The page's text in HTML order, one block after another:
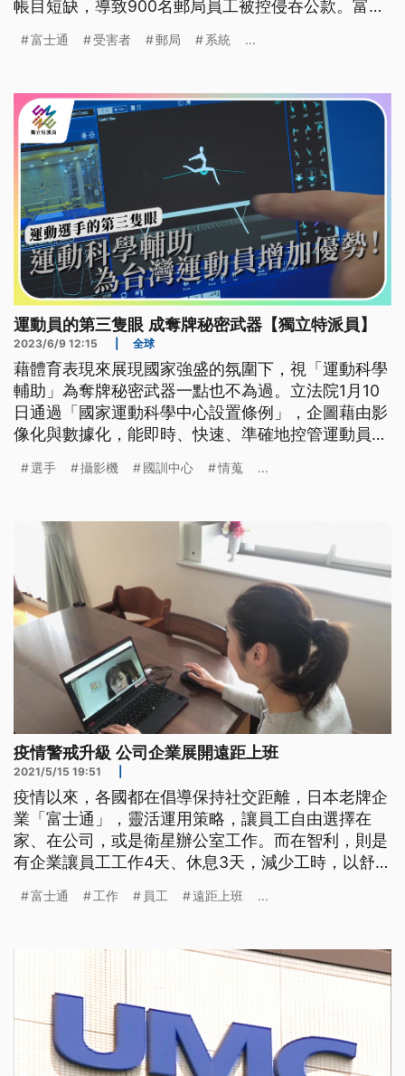
帳目短缺，導致900名郵局員工被控侵吞公款。富士
有道德義務進行賠償。
富士通 受害者 郵局 系統 ...
運動員的第三隻眼 成奪牌秘密武器【獨立特派員】
2023/6/9 12:15 全球
藉體育表現來展現國家強盛的氛圍下，視「運動科學
輔助」為奪牌秘密武器一點也不為過。立法院1月10
日通過「國家運動科學中心設置條例」，企圖藉由影
像化與數據化，能即時、快速、準確地控管運動員的
運動員跟教練的第三隻眼，讓鍍金之路走得更安全、
選手 攝影機 國訓中心 情蒐 ...
疫情警戒升級 公司企業展開遠距上班
2021/5/15 19:51
疫情以來，各國都在倡導保持社交距離，日本老牌企
業「富士通」，靈活運用策略，讓員工自由選擇在
家、在公司，或是衛星辦公室工作。而在智利，則是
有企業讓員工工作4天、休息3天，減少工時，以舒緩
改革政策，從2020年7月以來，就讓旗下8萬名日本
在公司、跟衛星辦公室工作，這也是85%的員工的期
望，而遠距工作模式，也讓富
富士通 工作 員工 遠距上班 ...